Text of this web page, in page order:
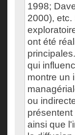
1998;
2000),
ont été
qui
montre un
ou
ainsi que